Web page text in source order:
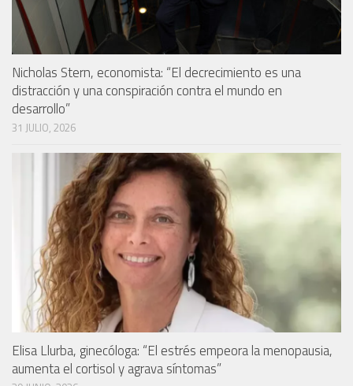
Nicholas Stern, economista: “El decrecimiento es una
distracción y una conspiración contra el mundo en
desarrollo”
31 JULIO, 2026
Elisa Llurba, ginecóloga: “El estrés empeora la menopausia,
aumenta el cortisol y agrava síntomas”